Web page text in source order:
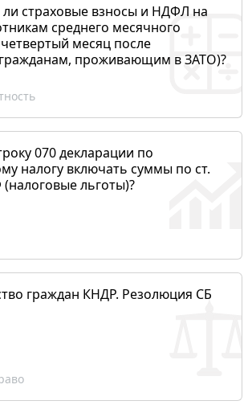
страховые взносы и НДФЛ на
среднего месячного
месяц после
проживающим в ЗАТО)?
070 декларации по
налогу включать суммы по ст.
льготы)?
граждан КНДР. Резолюция СБ